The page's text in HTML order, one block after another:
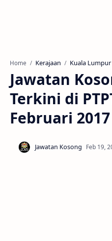
Home Kerajaan Kuala Lumpur
Jawatan
Terkini di
Februari 2017